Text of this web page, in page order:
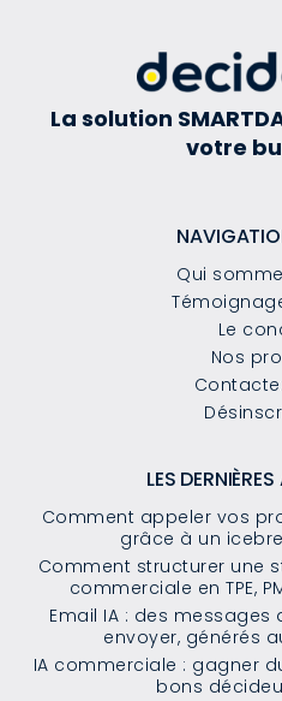
La solution
votre
Qui
Le
Nos
LES
Comment appeler vos
grâce à un
Comment structurer une
commerciale en TPE,
Email IA : des
envoyer, générés
IA commerciale : gagner
bons